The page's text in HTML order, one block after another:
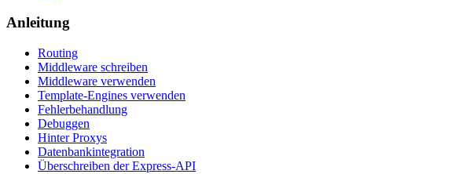
Anleitung
Routing
Middleware schreiben
Middleware verwenden
Template-Engines verwenden
Fehlerbehandlung
Debuggen
Hinter Proxys
Datenbankintegration
Überschreiben der Express-API